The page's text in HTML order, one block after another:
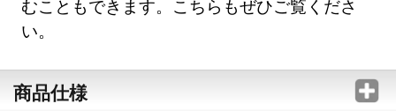
むこともできます。こちらもぜひご覧くださ
い。
商品仕様